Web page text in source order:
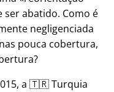
ser abatido. Como é
negligenciada
pouca cobertura,
a 🇹🇷 Turquia